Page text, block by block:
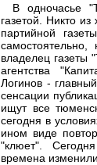
В одночасье
газетой. Никто
партийной
владелец газеты
агентства
Логинов -
сенсации
ищут все
сегодня в
ином виде
"клюет".
времена